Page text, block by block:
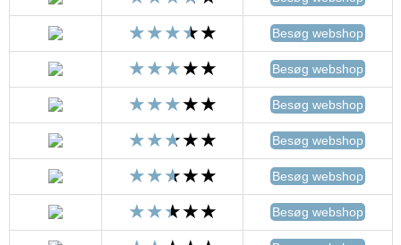
Besøg webshop
Besøg webshop
Besøg webshop
Besøg webshop
Besøg webshop
Besøg webshop